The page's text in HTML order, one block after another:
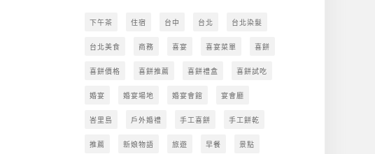
下午茶 住宿 台中 台北 台北染髮
台北美食 商務 喜宴 喜宴菜單 喜餅
喜餅價格 喜餅推薦 喜餅禮盒 喜餅試吃
婚宴 婚宴場地 婚宴會館 宴會廳
峇里島 戶外婚禮 手工喜餅 手工餅乾
推薦 新娘物語 旅遊 早餐 景點